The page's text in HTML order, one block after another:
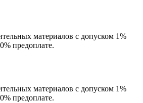
материалов с допуском 1%
предоплате.
материалов с допуском 1%
предоплате.